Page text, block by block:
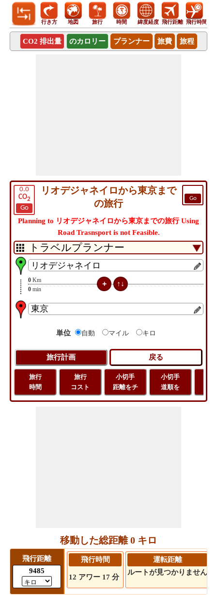
行き方 地図 旅行 時間 緯度経度 飛行距離 飛行時間
CO2 排出量 のカロリー プランナー 旅費 旅程
0.0
CO2
Go
Go
リオデジャネイロから東京まで
の旅行
Planning to リオデジャネイロから東京までの旅行 Using
Road Trasnsport is not Feasible.
0 Km
0 min
単位 自動 マイル キロ
旅行
時間
旅行
コスト
小切手
距離をチ
小切手
道順を
移動した総距離 0 キロ
飛行距離
9485
飛行時間
12 アワー 17 分
運転距離
ルートが見つかりません